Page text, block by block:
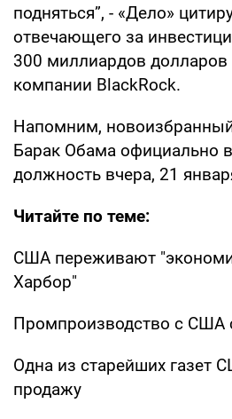
подняться”, - «Дело»
отвечающего за
300 миллиардов
компании BlackRock.
Напомним,
Барак Обама официально
должность вчера, 21
Читайте по теме:
США переживают
Харбор"
Промпроизводство с США
Одна из старейших газет
продажу